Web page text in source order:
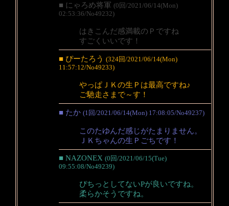
■ にゃろめ将軍 (0回/2021/06/14(Mon)
02:53:36/No49232)
はきこんだ感満載のＰですね
すごくいいです！
■ ぴーたろう (324回/2021/06/14(Mon)
11:57:12/No49233)
やっぱＪＫの生Ｐは最高ですね♪
ご馳走さまで～す！
■ たか (1回/2021/06/14(Mon) 17:08:05/No49237)
このたゆんだ感じがたまりません。
ＪＫちゃんの生Ｐごちです！
■ NAZONEX (0回/2021/06/15(Tue)
09:55:08/No49239)
ぴちっとしてないPが良いですね。
柔らかそうですね。